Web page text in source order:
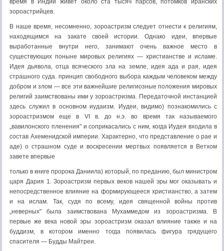
время в Индии живет около ста тысяч парсов, потомков иранских
зороастрийцев.
В наше время, несомненно, зороастризм следует отнести к религиям,
находящимся на закате своей истории. Однако идеи, впервые
выработанные внутри него, занимают очень важное место в
существующих поныне мировых религиях — христианстве и исламе.
Идея дьявола, отца всяческого зла на земле, идея ада и рая, идея
страшного суда. принцип свободного выбора каждым человеком между
добром и злом — все эти важнейшие религиозные положения мировых
религий заимствованы ими у зороастризма. Передаточной инстанцией
здесь служил в основном иудаизм. Иудеи, видимо) познакомились с
зороастризмом еще в VI в. до н.э. во время так называемого
„вавилонского пленения" и соприкасались с ним, когда Иудея входила в
состав Ахеменидской империи. Характерно, что представление о рае и
аде) о страшном суде и воскресении мертвых появляется в Ветхом
завете впервые
только в книге пророка Даниила) который, по преданию, был министром
царя Дария 1. Зороастризм первых веков нашей эры мог оказывать и
непосредственное влияние на формирующееся христианство, а затем
и на ислам. Так, судя по всему, идея священной войны против
„неверных" была заимствована Мухаммедом из зороастризма. В
первые же века новой эры зороастризм оказал влияние также и на
буддизм, в котором именно тогда появилась фигура грядущего
спасителя — Будды Майтреи.